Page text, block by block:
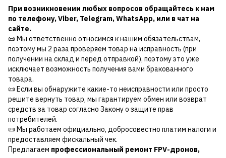
При возникновении любых вопросов обращайтесь к нам
по телефону,Viber, Telegram,WhatsApp, или в чат на
сайте.
📜 Мы ответственно относимся к нашим обязательствам,
поэтому мы 2 раза проверяем товар на исправность (при
получении на склад и перед отправкой), поэтому это уже
исключает возможность получения вами бракованного
товара.
📜 Если вы обнаружите какие-то неисправности или просто
решите вернуть товар, мы гарантируем обмен или возврат
средств за товар согласно Закону о защите прав
потребителей.
📜 Мы работаем официально, добросовестно платим налоги и
предоставляем фискальный чек.
Предлагаем профессиональный ремонт FPV-дронов,